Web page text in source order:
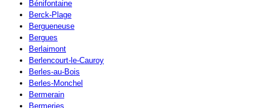
Bénifontaine
Berck-Plage
Bergueneuse
Bergues
Berlaimont
Berlencourt-le-Cauroy
Berles-au-Bois
Berles-Monchel
Bermerain
Bermeries